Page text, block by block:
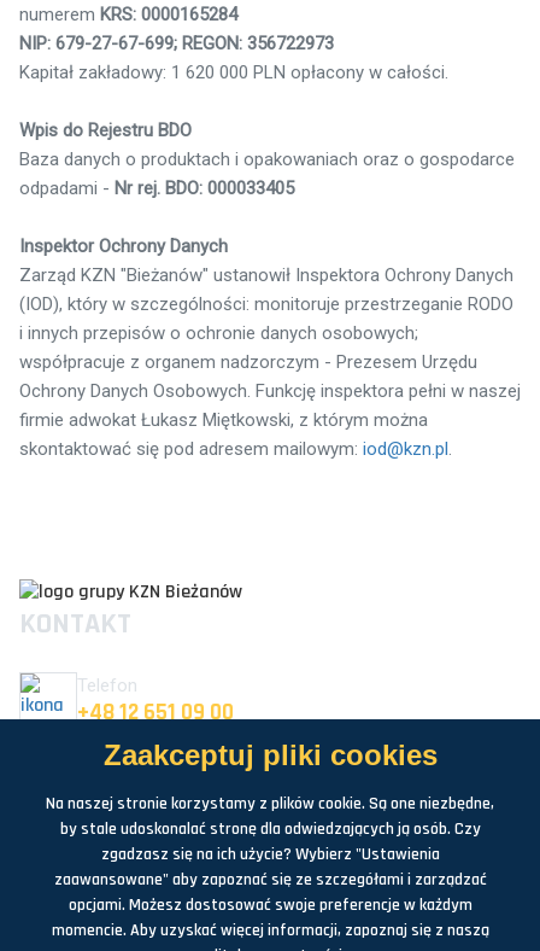
numerem KRS: 0000165284
NIP: 679-27-67-699; REGON: 356722973
Kapitał zakładowy: 1 620 000 PLN opłacony w całości.
Wpis do Rejestru BDO
Baza danych o produktach i opakowaniach oraz o gospodarce
odpadami - Nr rej. BDO: 000033405
Inspektor Ochrony Danych
Zarząd KZN "Bieżanów" ustanowił Inspektora Ochrony Danych
(IOD), który w szczególności: monitoruje przestrzeganie RODO
i innych przepisów o ochronie danych osobowych;
współpracuje z organem nadzorczym - Prezesem Urzędu
Ochrony Danych Osobowych. Funkcję inspektora pełni w naszej
firmie adwokat Łukasz Miętkowski, z którym można
skontaktować się pod adresem mailowym: iod@kzn.pl.
KONTAKT
Telefon
+48 12 651 09 00
E-mail
KZN@KZN.PL
Adres
UL. PÓŁŁANKI 25 30-740 KRAKÓW
SOCIAL MEDIA
Zaakceptuj pliki cookies
Na naszej stronie korzystamy z plików cookie. Są one niezbędne,
by stale udoskonalać stronę dla odwiedzających ją osób. Czy
zgadzasz się na ich użycie? Wybierz "Ustawienia
zaawansowane" aby zapoznać się ze szczegółami i zarządzać
opcjami. Możesz dostosować swoje preferencje w każdym
momencie. Aby uzyskać więcej informacji, zapoznaj się z naszą